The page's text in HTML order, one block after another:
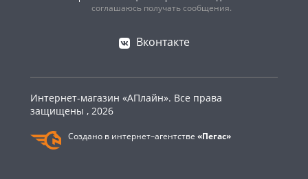
соглашаюсь получать сообщения.
Вконтакте
Интернет-магазин «АПлайн». Все права
защищены , 2026
Создано в интернет–агентстве «Пегас»